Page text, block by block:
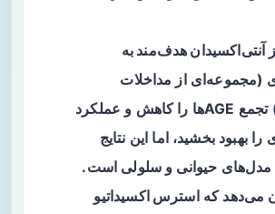
آنتی‌اکسیدان هدف‌مند به
(مجموعه‌ای از مداخلات
تحقیقاتی) تجمع AGEها را کاهش و عملکرد
را بهبود بخشید، اما این نتایج
مدل‌های حیوانی و سلولی است.
می‌دهد کهاسترس اکسیداتیو